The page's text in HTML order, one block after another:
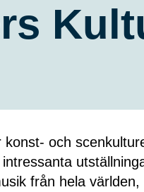
konst- och
från hela